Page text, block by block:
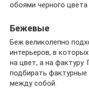
обоями черного цвета
Бежевые
Беж великолепно
интерьеров, в
на цвет, а на
подбирать фактурные
между собой.